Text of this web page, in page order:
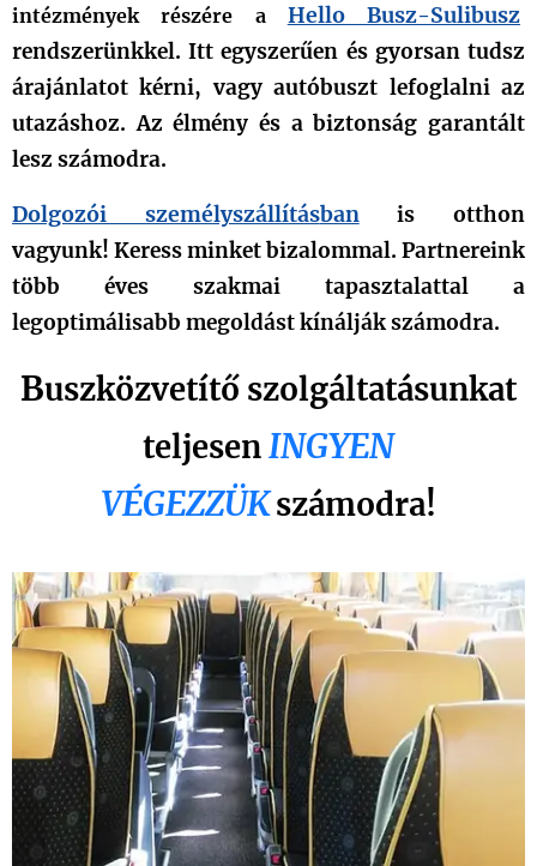
intézmények részére a Hello Busz-Sulibusz
rendszerünkkel. Itt egyszerűen és gyorsan tudsz
árajánlatot kérni, vagy autóbuszt lefoglalni az
utazáshoz.Az élmény és a biztonság garantált
lesz számodra.
Dolgozói személyszállításbanis otthon
vagyunk! Keress minket bizalommal. Partnereink
több éves szakmai tapasztalattal a
legoptimálisabb megoldást kínálják számodra.
Buszközvetítő szolgáltatásunkat
teljesenINGYEN
VÉGEZZÜK számodra!